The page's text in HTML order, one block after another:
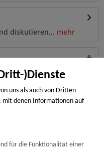
)Dienste
uns als auch von Dritten
mit denen Informationen auf
Ihrem Endgerät abgerufen
und Statistik-Cookies. Bei den
solche, die technisch notwendig
bereitzustellen, die übrigen
für die Funktionalität einer
diskutieren... mehr